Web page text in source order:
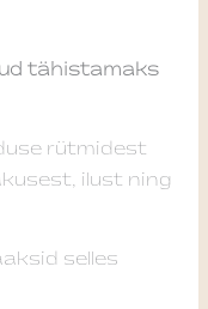
tähistamaks
rütmidest
ilust ning
selles